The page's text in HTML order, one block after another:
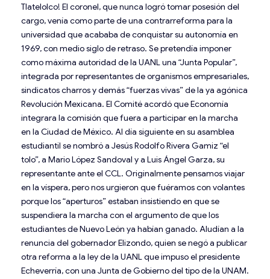
Tlatelolco! El coronel, que nunca logró tomar posesión del
cargo, venía como parte de una contrarreforma para la
universidad que acababa de conquistar su autonomía en
1969, con medio siglo de retraso. Se pretendía imponer
como máxima autoridad de la UANL una “Junta Popular”,
integrada por representantes de organismos empresariales,
sindicatos charros y demás “fuerzas vivas” de la ya agónica
Revolución Mexicana. El Comité acordó que Economía
integrara la comisión que fuera a participar en la marcha
en la Ciudad de México. Al día siguiente en su asamblea
estudiantil se nombró a Jesús Rodolfo Rivera Gamiz “el
tolo”, a Mario López Sandoval y a Luis Ángel Garza, su
representante ante el CCL. Originalmente pensamos viajar
en la víspera, pero nos urgieron que fuéramos con volantes
porque los “aperturos” estaban insistiendo en que se
suspendiera la marcha con el argumento de que los
estudiantes de Nuevo León ya habían ganado. Aludían a la
renuncia del gobernador Elizondo, quien se negó a publicar
otra reforma a la ley de la UANL que impuso el presidente
Echeverría, con una Junta de Gobierno del tipo de la UNAM.